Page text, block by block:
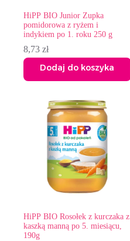
HiPP BIO Junior Zupka
pomidorowa z ryżem i
indykiem po 1. roku 250 g
8,73 zł
Dodaj do koszyka
HiPP BIO Rosołek z kurczaka z
kaszką manną po 5. miesiącu,
190g